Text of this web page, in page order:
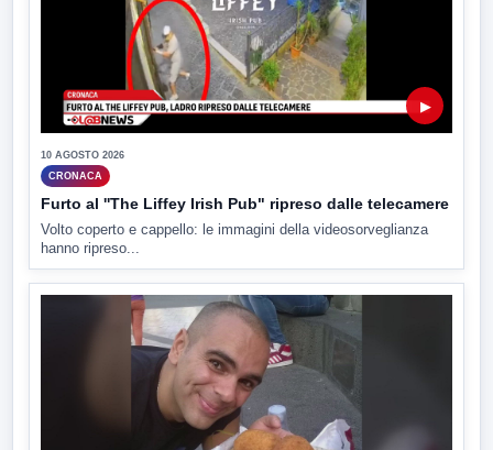
▶
10 AGOSTO 2026
CRONACA
Furto al ''The Liffey Irish Pub" ripreso dalle telecamere
Volto coperto e cappello: le immagini della videosorveglianza
hanno ripreso...